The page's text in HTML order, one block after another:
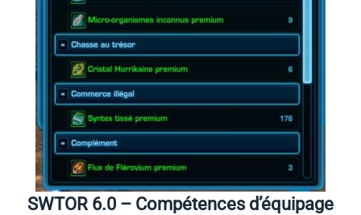
SWTOR 6.0 – Compétences d’équipage